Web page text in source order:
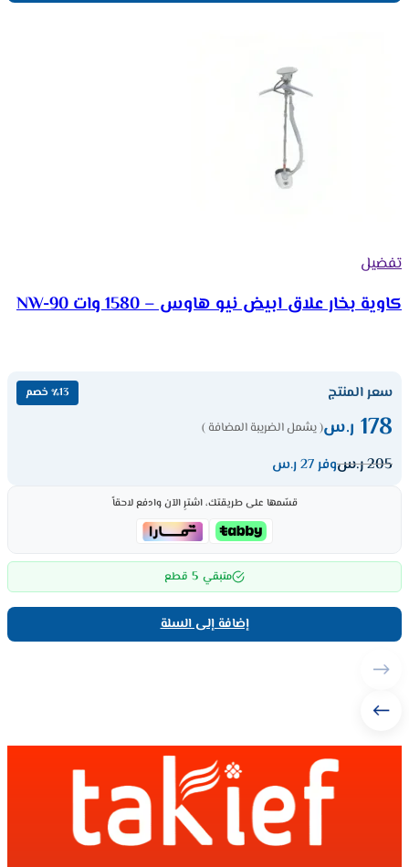
تفضيل
كاوية بخار علاق ابيض نيو هاوس – 1580 وات NW-90
سعر المنتج ٪13 خصم
178 ر.س( يشمل الضريبة المضافة )
205ر.سوفر 27 ر.س
قسّمها على طريقتك، اشترِ الآن وادفع لاحقاً
متبقي 5 قطع
إضافة إلى السلة